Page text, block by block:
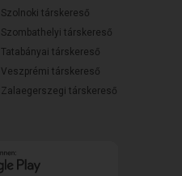
Szolnoki társkereső
Szombathelyi társkereső
Tatabányai társkereső
Veszprémi társkereső
Zalaegerszegi társkereső